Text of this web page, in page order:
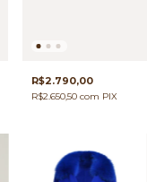
R$2.790,00
R$2.650,50 com PIX